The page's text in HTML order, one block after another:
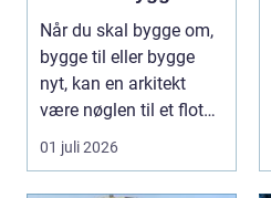
Når du skal bygge om,
bygge til eller bygge
nyt, kan en arkitekt
være nøglen til et flot
resultat, d...
01 juli 2026